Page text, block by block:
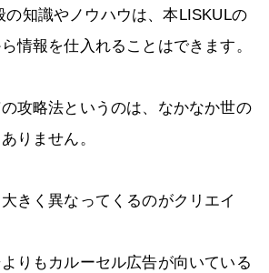
の知識やノウハウは、本LISKULの
情報を仕入れることはできます。
攻略法というのは、なかなか世の
りません。
きく異なってくるのがクリエイ
りもカルーセル広告が向いている